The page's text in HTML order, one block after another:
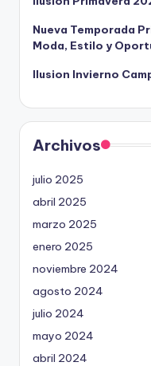
Nueva Temporada
Moda, Estilo y
Ilusion Invierno
Archivos
julio 2025
abril 2025
marzo 2025
enero 2025
noviembre 2024
agosto 2024
julio 2024
mayo 2024
abril 2024